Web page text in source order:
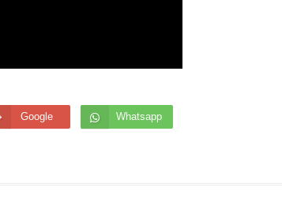
Google Whatsapp